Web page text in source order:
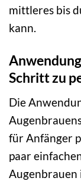
mittleres bis
kann.
Schritt zu
Die
für Anfänger
paar
Augenbrauen